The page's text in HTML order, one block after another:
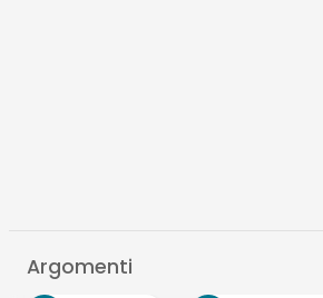
Argomenti